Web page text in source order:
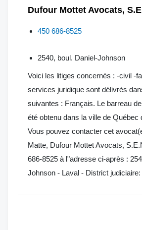
Dufour Mottet Avocats,
450 686-8525
2540, boul. Daniel-Johnson
Voici les litiges concernés : -civil -
services juridique sont délivrés
suivantes : Français. Le barreau
été obtenu dans la ville de Québec
Vous pouvez contacter cet
Matte, Dufour Mottet Avocats,
686-8525 à l"adresse ci-après :
Johnson - Laval - District judiciaire: